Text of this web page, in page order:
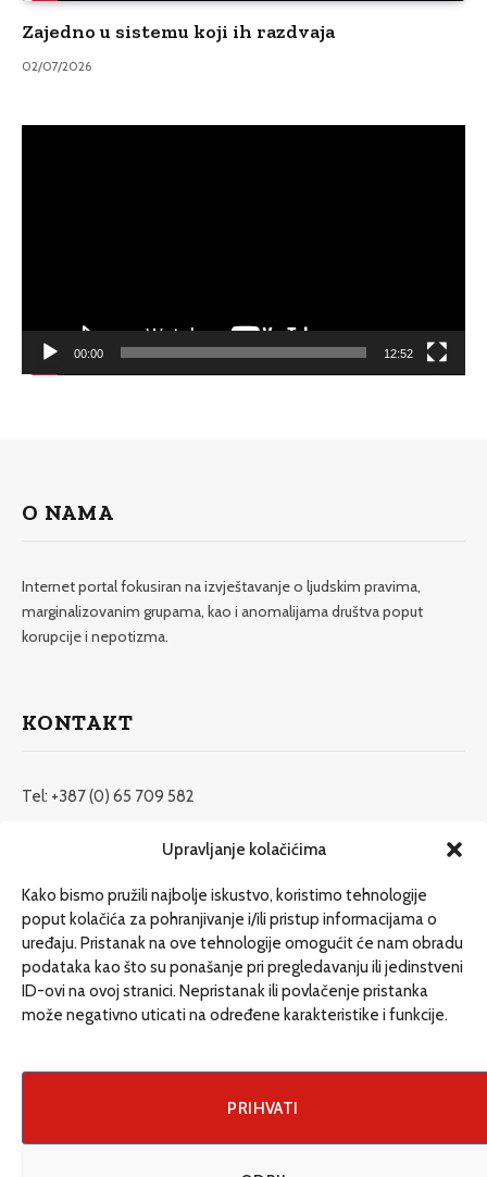
Upravljanje kolačićima
Kako bismo pružili najbolje iskustvo, koristimo tehnologije
poput kolačića za pohranjivanje i/ili pristup informacijama o
uređaju. Pristanak na ove tehnologije omogućit će nam obradu
podataka kao što su ponašanje pri pregledavanju ili jedinstveni
ID-ovi na ovoj stranici. Nepristanak ili povlačenje pristanka
može negativno uticati na određene karakteristike i funkcije.
PRIHVATI
Zajedno u sistemu koji ih razdvaja
02/07/2026
00:00 12:52
O NAMA
Internet portal fokusiran na izvještavanje o ljudskim pravima,
marginalizovanim grupama, kao i anomalijama društva poput
korupcije i nepotizma.
KONTAKT
Tel: +387 (0) 65 709 582
redakcija@etrafika.net
Dosije
Drugi pišu
Društvo